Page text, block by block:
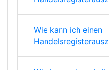
Wie kann ich einen